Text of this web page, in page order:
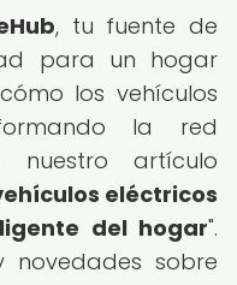
, tu fuente de
para un hogar
los vehículos
la red
nuestro artículo
eléctricos
del hogar".
novedades sobre